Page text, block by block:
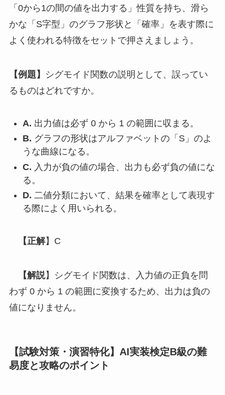
「0から1の間の値を出力する」性質を持ち、滑ら
かな「S字型」のグラフ形状と「確率」を表す際に
よく使われる特徴をセットで押さえましょう。
【例題】
シグモイド関数の説明として、誤ってい
るものはどれですか。
A. 出力値は必ず 0 から 1 の範囲に収まる。
B. グラフの形状はアルファベットの「S」のよ
うな曲線になる。
C. 入力が負の値の場合、出力も必ず負の値にな
る。
D. 二値分類において、結果を確率として表現す
る際によく用いられる。
【正解】C
【解説】シグモイド関数は、入力値の正負を問
わず 0 から 1 の範囲に変換するため、出力は負の
値になりません。
【試験対策・演習特化】AI実装検定B級の難
易度と攻略のポイント